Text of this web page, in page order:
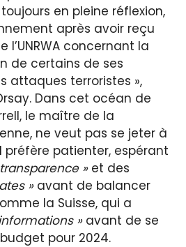
toujours en pleine réflexion,
après avoir reçu
concernant la
de certains de ses
attaques terroristes »,
Dans cet océan de
le maître de la
ne veut pas se jeter à
préfère patienter, espérant
»et des
»avant de balancer
la Suisse, qui a
»avant de se
pour 2024.